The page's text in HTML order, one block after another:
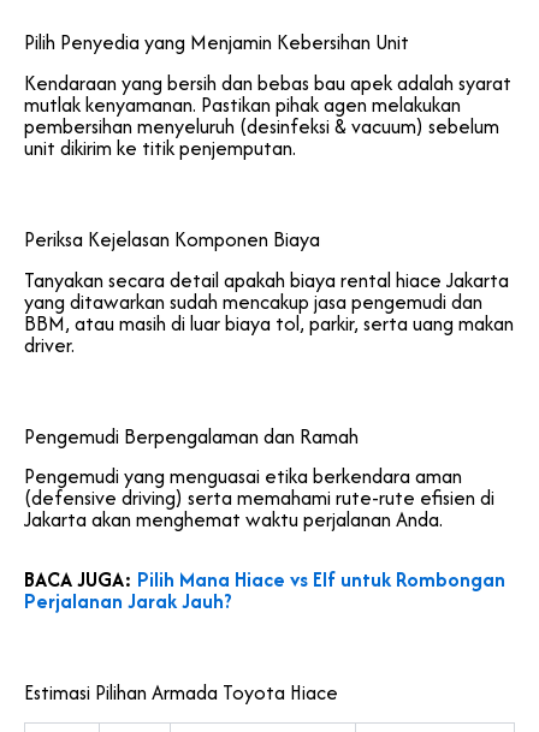
Pilih Penyedia yang Menjamin Kebersihan Unit
Kendaraan yang bersih dan bebas bau apek adalah syarat
mutlak kenyamanan. Pastikan pihak agen melakukan
pembersihan menyeluruh (desinfeksi & vacuum) sebelum
unit dikirim ke titik penjemputan.
Periksa Kejelasan Komponen Biaya
Tanyakan secara detail apakah biaya rental hiace Jakarta
yang ditawarkan sudah mencakup jasa pengemudi dan
BBM, atau masih di luar biaya tol, parkir, serta uang makan
driver.
Pengemudi Berpengalaman dan Ramah
Pengemudi yang menguasai etika berkendara aman
(defensive driving) serta memahami rute-rute efisien di
Jakarta akan menghemat waktu perjalanan Anda.
BACA JUGA: Pilih Mana Hiace vs Elf untuk Rombongan
Perjalanan Jarak Jauh?
Estimasi Pilihan Armada Toyota Hiace